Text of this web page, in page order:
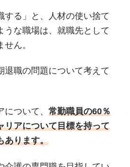
する」と、人材の使い捨て
うな職場は、就職先として
ん。
退職の問題について考えて
ついて、 常勤職員の60％
リアについて目標を持って
あります。